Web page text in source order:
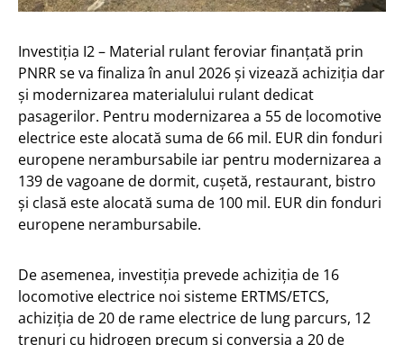
Investiția I2 – Material rulant feroviar finanțată prin
PNRR se va finaliza în anul 2026 și vizează achiziția dar
și modernizarea materialului rulant dedicat
pasagerilor. Pentru modernizarea a 55 de locomotive
electrice este alocată suma de 66 mil. EUR din fonduri
europene nerambursabile iar pentru modernizarea a
139 de vagoane de dormit, cușetă, restaurant, bistro
și clasă este alocată suma de 100 mil. EUR din fonduri
europene nerambursabile.
De asemenea, investiția prevede achiziția de 16
locomotive electrice noi sisteme ERTMS/ETCS,
achiziția de 20 de rame electrice de lung parcurs, 12
trenuri cu hidrogen precum și conversia a 20 de